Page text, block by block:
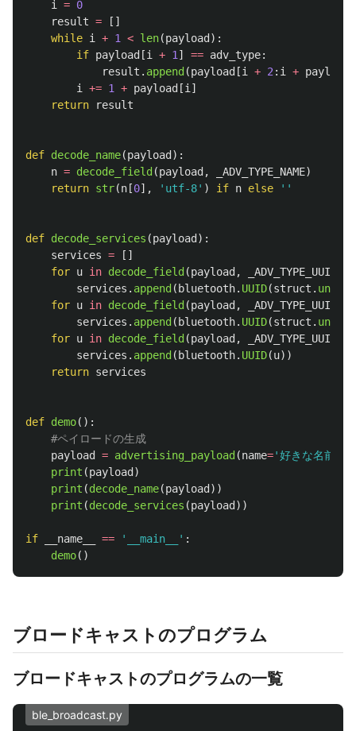
i = 0
result =
[]
while i + 1 < len(payload ):
if payload [i + 1] == adv_type:
result . append (payload [i + 2: i + payload
i += 1 + payload [i]
return
result
def decode_name(payload ):
n = decode_field (payload , _ADV_TYPE_NAME)
return str(n [0], ' utf-8' ) if n else ''
def decode_services (payload ):
services =
[]
for u in decode_field (payload ,
services . append ( bluetooth. UUID(struct . unpack
for u in decode_field (payload ,
services . append ( bluetooth. UUID(struct . unpack
for u in decode_field (payload ,
services . append ( bluetooth. UUID(u))
return services
def demo():
payload
= advertising_payload (name='好きな名前
print (payload )
print (decode_name(payload ))
print (decode_services (payload ))
if __name__ == ' __main__ ' :
demo()
ブロードキャストのプログラム
ブロードキャストのプログラムの一覧
ble_broadcast.py